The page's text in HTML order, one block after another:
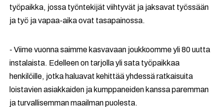
työpaikka, jossa työntekijät viihtyvät ja jaksavat työssään
ja työ ja vapaa-aika ovat tasapainossa.
- Viime vuonna saimme kasvavaan joukkoomme yli 80 uutta
instalaista. Edelleen on tarjolla yli sata työpaikkaa
henkilöille, jotka haluavat kehittää yhdessä ratkaisuita
loistavien asiakkaiden ja kumppaneiden kanssa paremman
ja turvallisemman maailman puolesta.